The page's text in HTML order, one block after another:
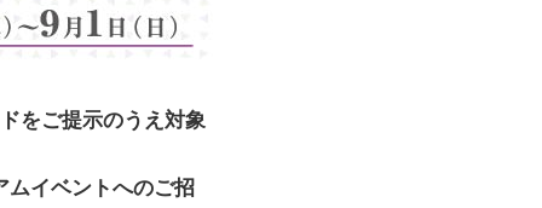
をご提示のうえ対象
ムイベントへのご招